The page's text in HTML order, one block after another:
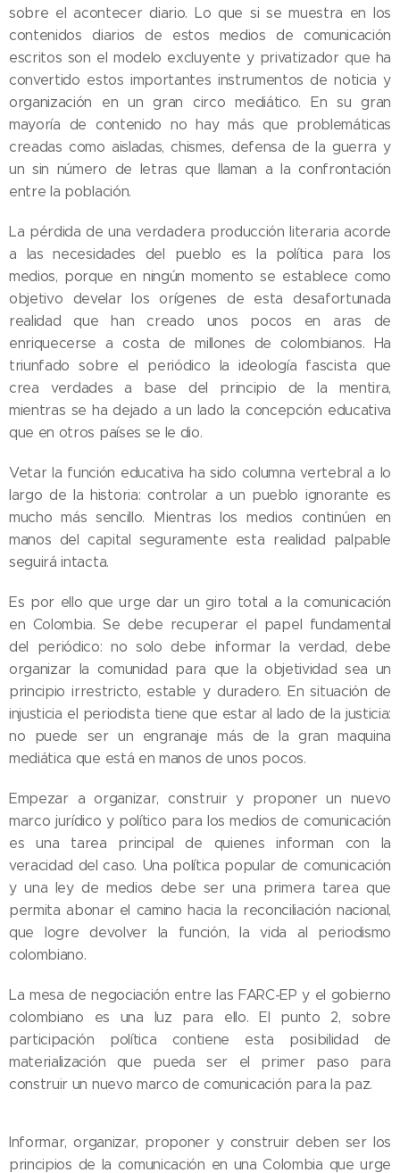
sobre el acontecer diario. Lo que si se muestra en los
contenidos diarios de estos medios de comunicación
escritos son el modelo excluyente y privatizador que ha
convertido estos importantes instrumentos de noticia y
organización en un gran circo mediático. En su gran
mayoría de contenido no hay más que problemáticas
creadas como aisladas, chismes, defensa de la guerra y
un sin número de letras que llaman a la confrontación
entre la población.
La pérdida de una verdadera producción literaria acorde
a las necesidades del pueblo es la política para los
medios, porque en ningún momento se establece como
objetivo develar los orígenes de esta desafortunada
realidad que han creado unos pocos en aras de
enriquecerse a costa de millones de colombianos. Ha
triunfado sobre el periódico la ideología fascista que
crea verdades a base del principio de la mentira,
mientras se ha dejado a un lado la concepción educativa
que en otros países se le dio.
Vetar la función educativa ha sido columna vertebral a lo
largo de la historia: controlar a un pueblo ignorante es
mucho más sencillo. Mientras los medios continúen en
manos del capital seguramente esta realidad palpable
seguirá intacta.
Es por ello que urge dar un giro total a la comunicación
en Colombia. Se debe recuperar el papel fundamental
del periódico: no solo debe informar la verdad, debe
organizar la comunidad para que la objetividad sea un
principio irrestricto, estable y duradero. En situación de
injusticia el periodista tiene que estar al lado de la justicia:
no puede ser un engranaje más de la gran maquina
mediática que está en manos de unos pocos.
Empezar a organizar, construir y proponer un nuevo
marco jurídico y político para los medios de comunicación
es una tarea principal de quienes informan con la
veracidad del caso. Una política popular de comunicación
y una ley de medios debe ser una primera tarea que
permita abonar el camino hacia la reconciliación nacional,
que logre devolver la función, la vida al periodismo
colombiano.
La mesa de negociación entre las FARC-EP y el gobierno
colombiano es una luz para ello. El punto 2, sobre
participación política contiene esta posibilidad de
materialización que pueda ser el primer paso para
construir un nuevo marco de comunicación para la paz.
Informar, organizar, proponer y construir deben ser los
principios de la comunicación en una Colombia que urge